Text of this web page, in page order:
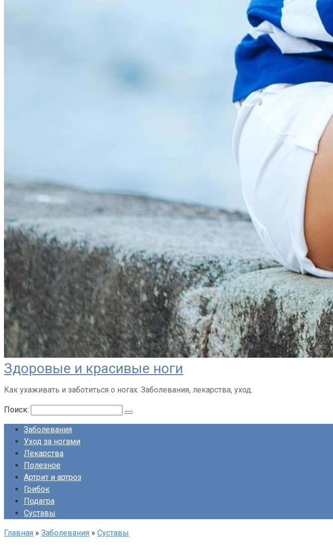
Здоровые и красивые ноги
Как ухаживать и заботиться о ногах. Заболевания, лекарства, уход.
Поиск:
Заболевания
Уход за ногами
Лекарства
Полезное
Артрит и артроз
Грибок
Подагра
Суставы
Главная » Заболевания » Суставы